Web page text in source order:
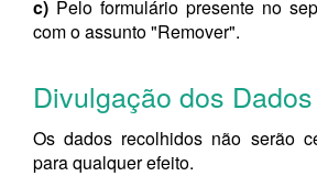
c) Pelo formulário presente no
com o assunto "Remover".
Divulgação dos
Os dados recolhidos não serão
para qualquer efeito.